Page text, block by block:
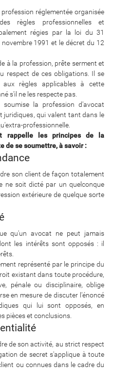
réglementée organisée
règles professionnelles et
régies par la loi du 31
1991 et le décret du 12
à la profession, prête serment et
respect de ces obligations. Il se
aux règles applicables à cette
s'il ne les respecte pas.
la profession d'avocat
juridiques, qui valent tant dans le
professionnelle.
rappelle les principes de la
de se soumettre, à savoir :
son client de façon totalement
ne soit dicté par un quelconque
extérieure de quelque sorte
qu'un avocat ne peut jamais
les intérêts sont opposés : il
représenté par le principe du
existant dans toute procédure,
pénale ou disciplinaire, oblige
en mesure de discuter l'énoncé
qui lui sont opposés, en
pièces et conclusions.
de son activité, au strict respect
de secret s'applique à toute
ou connues dans le cadre du